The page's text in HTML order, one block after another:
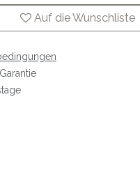
Auf die Wunschliste